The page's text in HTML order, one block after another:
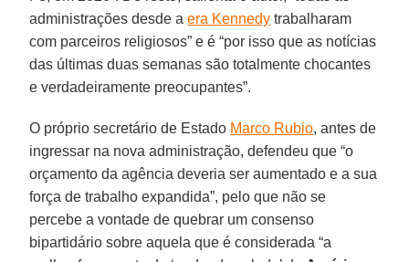
administrações desde aera Kennedy trabalharam
com parceiros religiosos” e é “por isso que as notícias
das últimas duas semanas são totalmente chocantes
e verdadeiramente preocupantes”.
O próprio secretário de Estado Marco Rubio, antes de
ingressar na nova administração, defendeu que “o
orçamento da agência deveria ser aumentado e a sua
força de trabalho expandida”, pelo que não se
percebe a vontade de quebrar um consenso
bipartidário sobre aquela que é considerada “a